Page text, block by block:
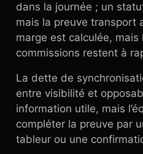
dans la journée ; un
mais la preuve transport
marge est calculée,
commissions restent à
La dette de
entre visibilité et
information utile, mais
compléter la preuve par
tableur ou une